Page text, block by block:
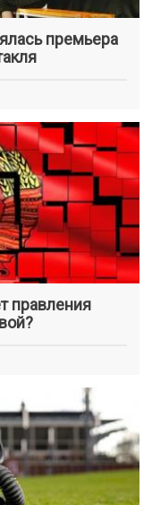
премьера
правления